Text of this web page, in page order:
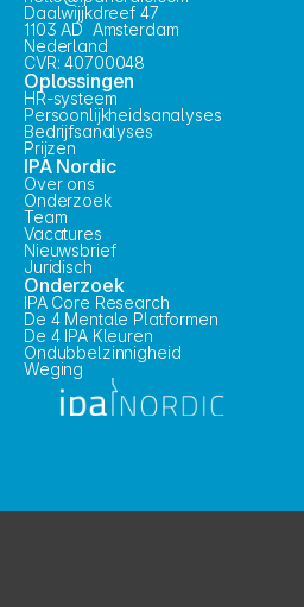
Daalwijjkdreef 47
1103 AD  Amsterdam
Nederland
CVR: 40700048
Oplossingen
HR-systeem
Persoonlijkheidsanalyses
Bedrijfsanalyses
Prijzen
IPA Nordic
Over ons
Onderzoek
Team
Vacatures
Nieuwsbrief
Juridisch
Onderzoek
IPA Core Research
De 4 Mentale Platformen
De 4 IPA Kleuren
Ondubbelzinnigheid
Weging